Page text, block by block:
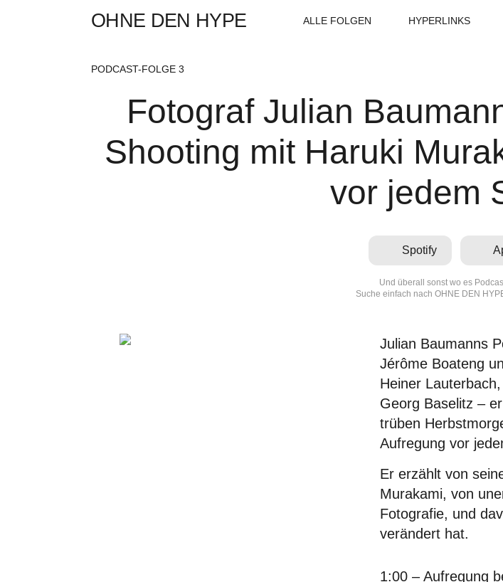
OHNE DEN HYPE ALLE FOLGEN HYPERLINKS
PODCAST-FOLGE 3
Fotograf Julian
Shooting mit Haruki
vor jedem
Spotify
Und überall sonst wo es
Suche einfach nach OHNE DEN
Julian Baumanns
Jérôme Boateng
Heiner
Georg Baselitz –
trüben
Aufregung vor
Er erzählt von
Murakami, von
Fotografie, und
verändert hat.
1:00 – Aufregung